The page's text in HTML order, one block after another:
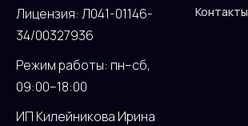
Лицензия: Л041-01146-
34/00327936
Режим работы: пн–сб,
09:00–18:00
ИП Килейникова Ирина
Контакты